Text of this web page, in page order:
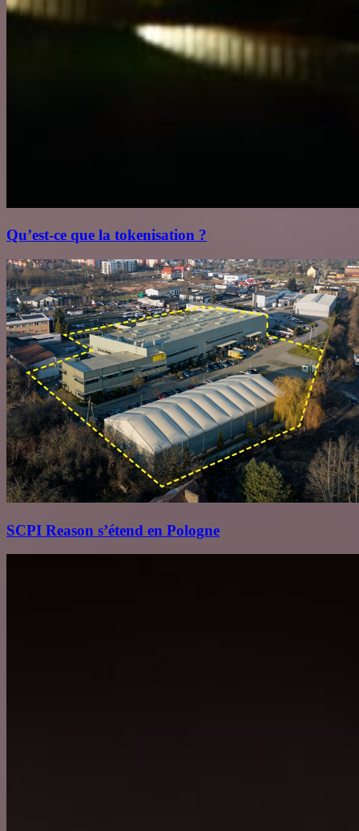
Qu’est‑ce que la tokenisation ?
SCPI Reason s’étend en Pologne